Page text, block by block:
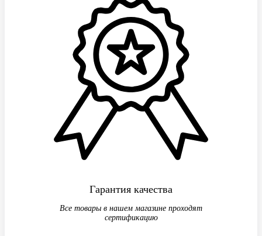
Гарантия качества
Все товары в нашем магазине проходят
сертификацию